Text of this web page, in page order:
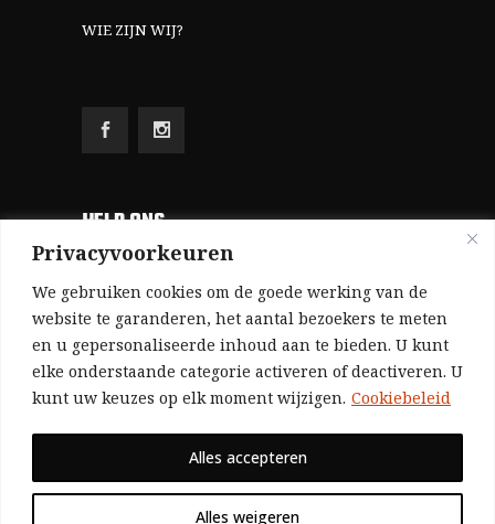
Privacyvoorkeuren
We gebruiken cookies om de goede werking van de
website te garanderen, het aantal bezoekers te meten
en u gepersonaliseerde inhoud aan te bieden. U kunt
elke onderstaande categorie activeren of deactiveren. U
kunt uw keuzes op elk moment wijzigen. Cookiebeleid
Alles weigeren
Alles accepteren
WIE ZIJN WIJ?
HELP ONS
Aangezien we volledig zelf gefinancierd zijn
(zonder subsidies, zonder commerciële
advertenties en zonder rijke sponsors), zijn we
voor de publicatie van ons tijdschrift uitsluitend
afhankelijk van de financiële steun van onze
Bij voorbaat dank voor uw solidariteit.